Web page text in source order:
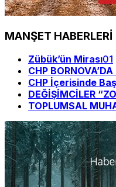
MANŞET HABERLERİ
Zübük’ün Mirası01
CHP
CHP İçerisinde
DEĞİŞİMCİLER
TOPLUMSAL